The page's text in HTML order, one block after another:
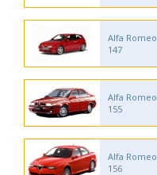
Alfa Romeo
147
Alfa Romeo
155
Alfa Romeo
156